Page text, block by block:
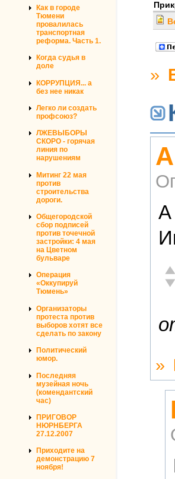
Как в городе
Тюмени
провалилась
транспортная
реформа. Часть 1.
Когда судья в
доле
КОРРУПЦИЯ... а
без нее никак
Легко ли создать
профсоюз?
ЛЖЕВЫБОРЫ
СКОРО - горячая
линия по
нарушениям
Митинг 22 мая
против
строительства
дороги.
Общегородской
сбор подписей
против точечной
застройки: 4 мая
на Цветном
бульваре
Операция
«Оккупируй
Тюмень»
Организаторы
протеста против
выборов хотят все
сделать по закону
Политический
юмор.
Последняя
музейная ночь
(комендантский
час)
ПРИГОВОР
НЮРНБЕРГА
27.12.2007
Приходите на
демонстрацию 7
ноября!
»
А
»